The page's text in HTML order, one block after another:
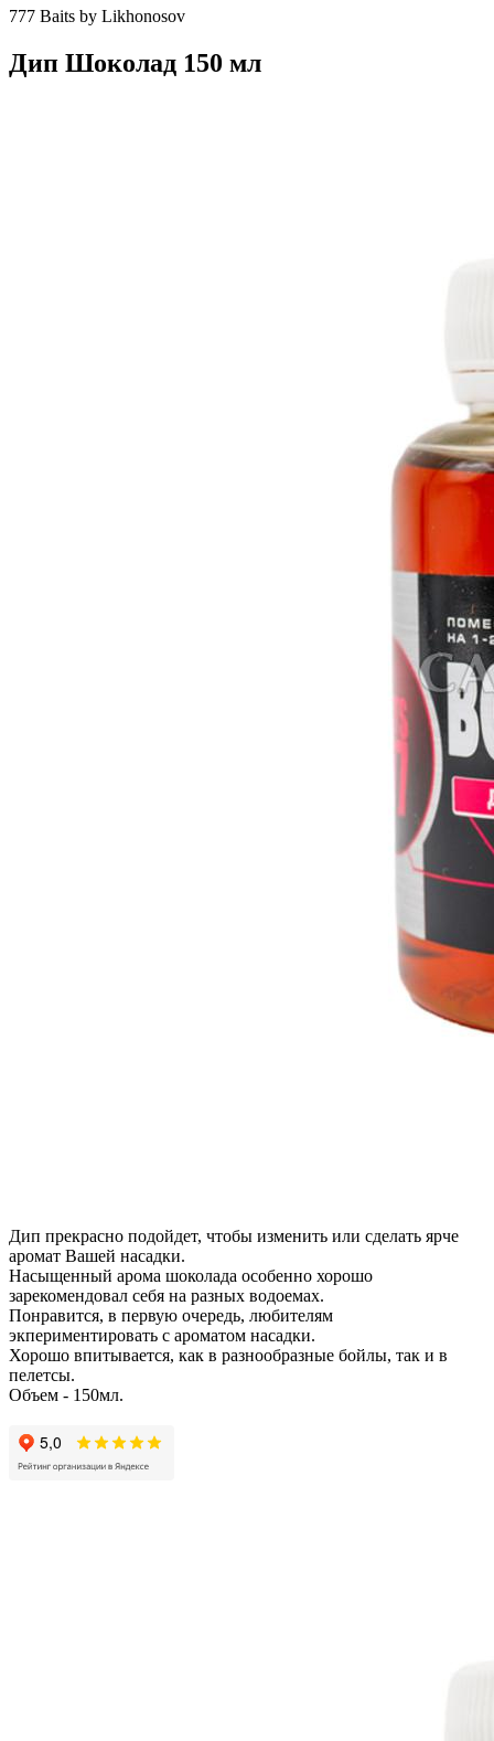
777 Baits by Likhonosov
Дип Шоколад 150 мл
Дип прекрасно подойдет, чтобы изменить или сделать ярче
аромат Вашей насадки.
Насыщенный арома шоколада особенно хорошо
зарекомендовал себя на разных водоемах.
Понравится, в первую очередь, любителям
экпериментировать с ароматом насадки.
Хорошо впитывается, как в разнообразные бойлы, так и в
пелетсы.
Объем - 150мл.